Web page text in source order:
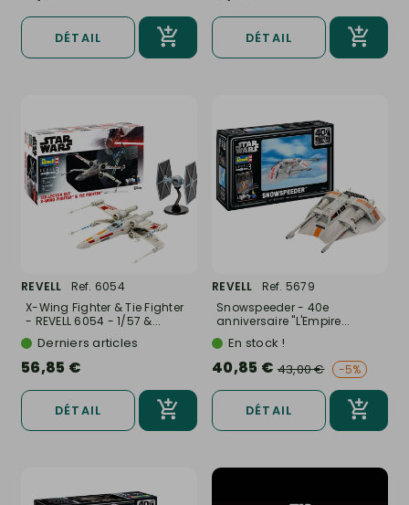
DÉTAIL DÉTAIL
REVELL
Ref. 6054
X-Wing Fighter & Tie Fighter
- REVELL 6054 - 1/57 &...
Derniers articles
56,85 €
DÉTAIL
REVELL
Ref. 5679
Snowspeeder - 40e
anniversaire "L'Empire...
En stock !
40,85 € 43,00 € -5%
DÉTAIL